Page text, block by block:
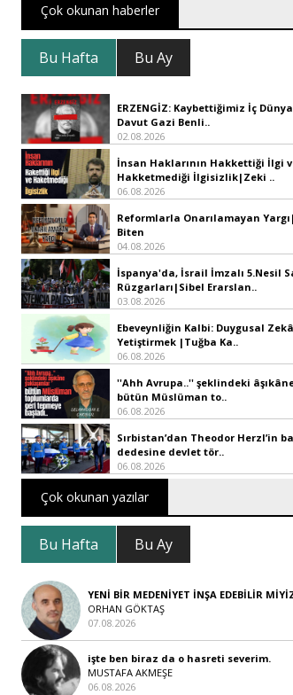
Çok okunan haberler
Bu Hafta Bu Ay
ERZENGİZ: Kaybettiğimiz İç
Davut Gazi Benli..
02.08.2026
İnsan Haklarının Hakkettiği İlgi
Hakketmediği İlgisizlik|Zeki ..
06.08.2026
Reformlarla Onarılamayan
Biten
04.08.2026
İspanya'da, İsrail İmzalı 5.Nesil
Rüzgarları|Sibel Erarslan..
03.08.2026
Ebeveynliğin Kalbi: Duygusal
Yetiştirmek |Tuğba Ka..
06.08.2026
''Ahh Avrupa..'' şeklindeki
bütün Müslüman to..
06.08.2026
Sırbistan’dan Theodor Herzl’in
dedesine devlet tör..
06.08.2026
Çok okunan yazılar
Bu Hafta Bu Ay
YENİ BİR MEDENİYET İNŞA EDEBİLİR
ORHAN GÖKTAŞ
07.08.2026
işte ben biraz da o hasreti severim.
MUSTAFA AKMEŞE
06.08.2026